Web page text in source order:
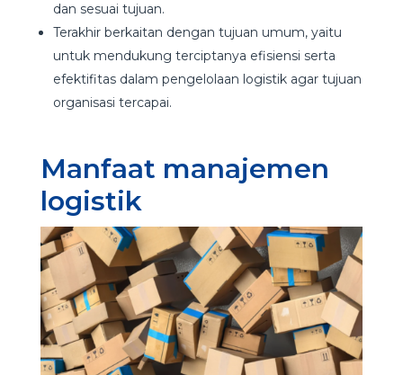
dan sesuai tujuan.
Terakhir berkaitan dengan tujuan umum, yaitu
untuk mendukung terciptanya efisiensi serta
efektifitas dalam pengelolaan logistik agar tujuan
organisasi tercapai.
Manfaat manajemen
logistik